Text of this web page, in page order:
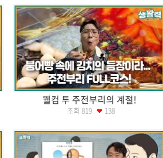
웰컴 투 주전부리의 계절!
조회 819 138